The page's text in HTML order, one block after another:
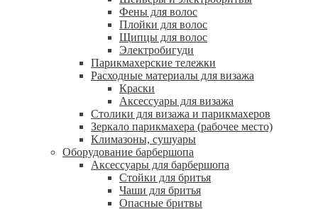
Фены для волос
Плойки для волос
Щипцы для волос
Электробигуди
Парикмахерские тележки
Расходные материалы для визажа
Краски
Аксессуары для визажа
Столики для визажа и парикмахеров
Зеркало парикмахера (рабочее место)
Климазоны, сушуары
Оборудование барбершопа
Аксессуары для барбершопа
Стойки для бритья
Чаши для бритья
Опасные бритвы